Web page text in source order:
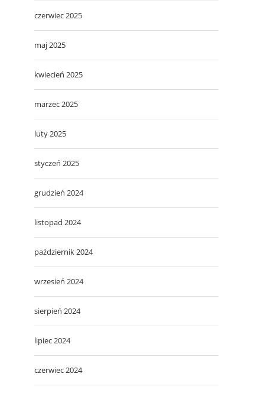
czerwiec 2025
maj 2025
kwiecień 2025
marzec 2025
luty 2025
styczeń 2025
grudzień 2024
listopad 2024
październik 2024
wrzesień 2024
sierpień 2024
lipiec 2024
czerwiec 2024